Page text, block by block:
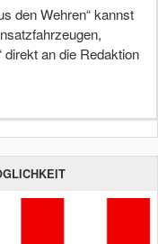
den Wehren“ kannst
direkt an die Redaktion